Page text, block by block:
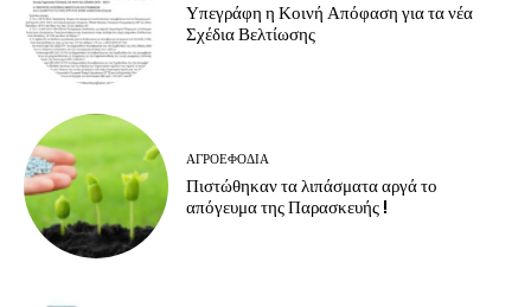
Υπεγράφη η Κοινή Απόφαση για τα νέα
Σχέδια Βελτίωσης
ΑΓΡΟΕΦΌΔΙΑ
Πιστώθηκαν τα λιπάσματα αργά το
απόγευμα της Παρασκευής !